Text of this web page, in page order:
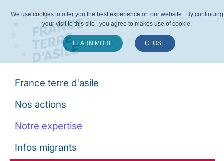
France terre d'asile
Nos actions
Notre expertise
Infos migrants
We use cookies to offer you the best experience on our website . By continuing
your visit to this site , you agree to makes use of cookie.
LEARN MORE CLOSE